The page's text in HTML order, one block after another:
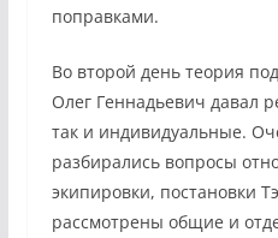
поправками.
Во второй день теория
Олег Геннадьевич давал
так и индивидуальные.
разбирались вопросы
экипировки, постановки
рассмотрены общие и